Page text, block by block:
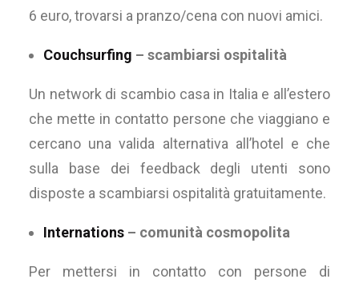
6 euro, trovarsi a pranzo/cena con nuovi amici.
Couchsurfing – scambiarsi ospitalità
Un network di scambio casa in Italia e all’estero
che mette in contatto persone che viaggiano e
cercano una valida alternativa all’hotel e che
sulla base dei feedback degli utenti sono
disposte a scambiarsi ospitalità gratuitamente.
Internations – comunità cosmopolita
Per mettersi in contatto con persone di